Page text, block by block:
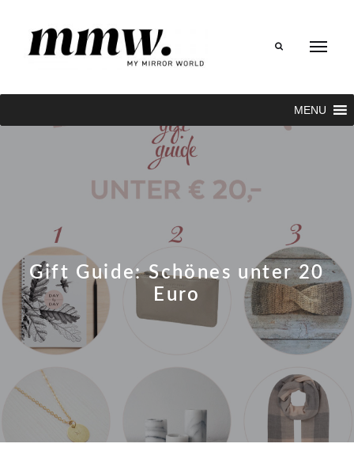
MENU
Gift Guide: Schönes unter 20
Euro